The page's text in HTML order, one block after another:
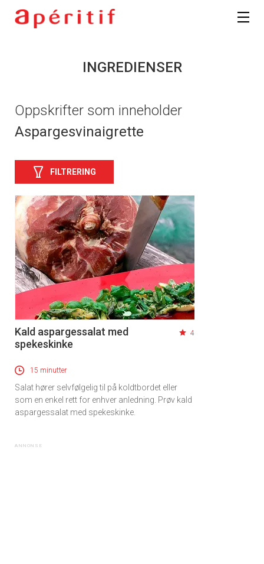
INGREDIENSER
Oppskrifter som inneholder
Aspargesvinaigrette
FILTRERING
Kald aspargessalat med
spekeskinke
4
15 minutter
Salat hører selvfølgelig til på koldtbordet eller
som en enkel rett for enhver anledning. Prøv kald
aspargessalat med spekeskinke.